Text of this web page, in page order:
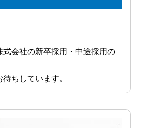
式会社の新卒採用・中途採用の
ちしています。